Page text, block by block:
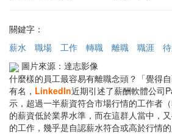
關鍵字：
薪水
職場 工作 轉職 離職 職涯
圖片來源：達志影像
什麼樣的員工最容易有離職念頭？「覺得
有名， LinkedIn近期引述了薪酬軟體公司
示，超過一半薪資符合市場行情的工作者
的薪資低於業界水準，而在這群人當中，
的工作，幾乎是自認薪水符合或高於行情的